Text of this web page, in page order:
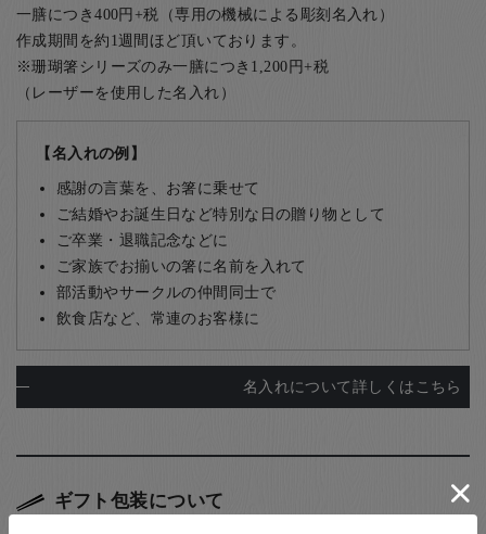
一膳につき400円+税（専用の機械による彫刻名入れ）
作成期間を約1週間ほど頂いております。
※珊瑚箸シリーズのみ一膳につき1,200円+税
（レーザーを使用した名入れ）
【名入れの例】
感謝の言葉を、お箸に乗せて
ご結婚やお誕生日など特別な日の贈り物として
ご卒業・退職記念などに
ご家族でお揃いの箸に名前を入れて
部活動やサークルの仲間同士で
飲食店など、常連のお客様に
名入れについて詳しくはこちら
ギフト包装について